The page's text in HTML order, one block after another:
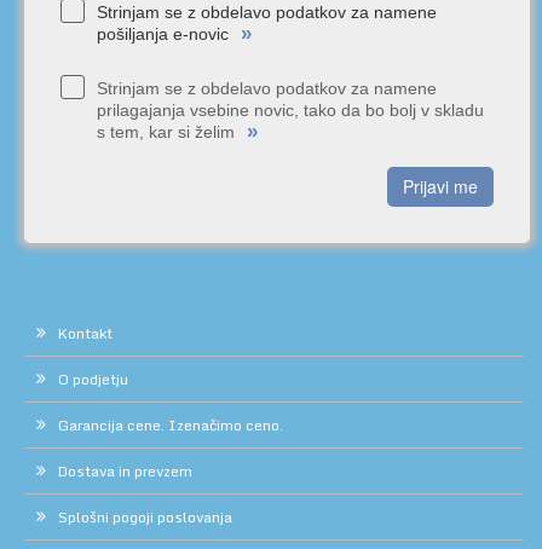
Strinjam se z obdelavo podatkov za namene
pošiljanja e-novic
»
Strinjam se z obdelavo podatkov za namene
prilagajanja vsebine novic, tako da bo bolj v skladu
s tem, kar si želim
»
Prijavi me
Kontakt
O podjetju
Garancija cene. Izenačimo ceno.
Dostava in prevzem
Splošni pogoji poslovanja